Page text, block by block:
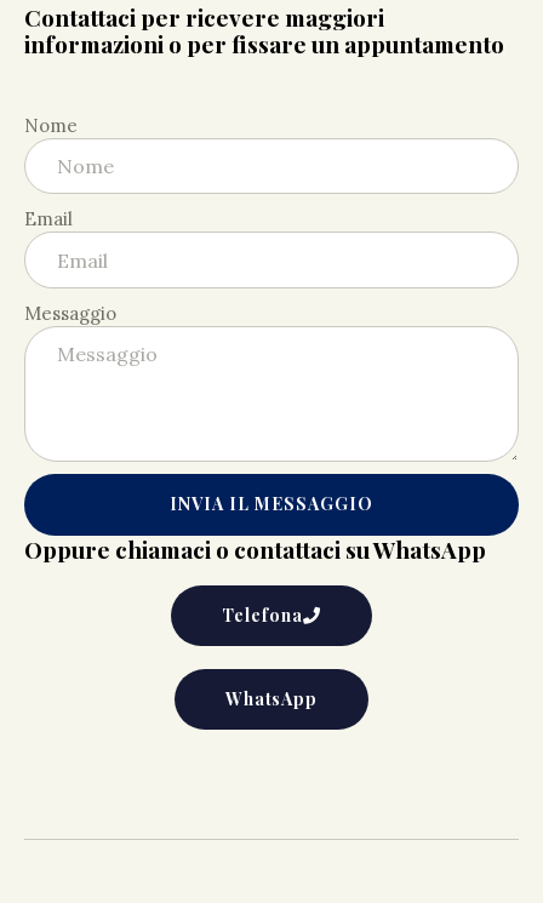
Contattaci per ricevere maggiori
informazioni o per fissare un appuntamento
Nome
Email
Messaggio
INVIA IL MESSAGGIO
Oppure chiamaci o contattaci su WhatsApp
Telefona
WhatsApp